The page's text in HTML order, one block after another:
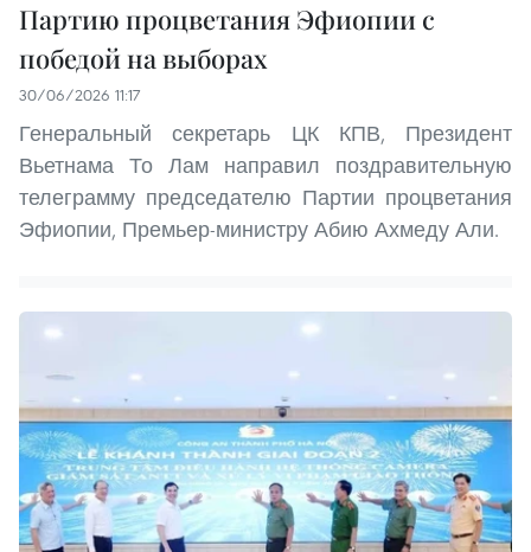
Партию процветания Эфиопии с
победой на выборах
30/06/2026 11:17
Генеральный секретарь ЦК КПВ, Президент
Вьетнама То Лам направил поздравительную
телеграмму председателю Партии процветания
Эфиопии, Премьер-министру Абию Ахмеду Али.